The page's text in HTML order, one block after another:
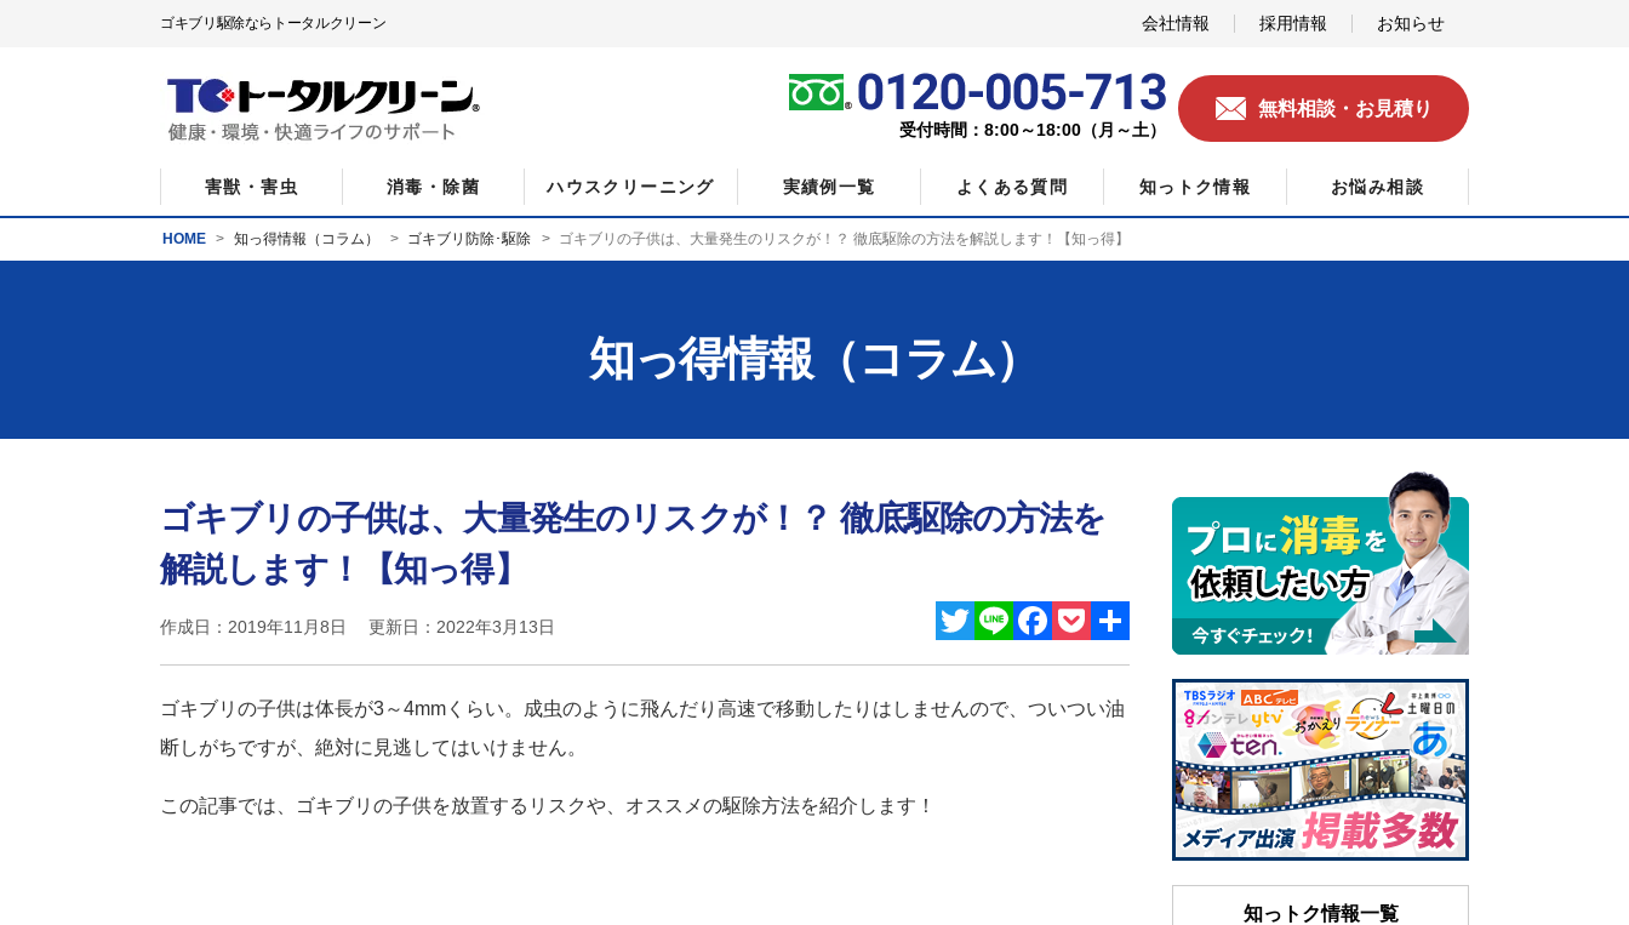
ゴキブリ駆除ならトータルクリーン 会社情報 採用情報 お知らせ
受付時間：8:00～18:00（月～土）
無料相談・お見積り
害獣・害虫 消毒・除菌 ハウスクリーニング 実績例一覧 よくある質問 知っトク情報 お悩み相談
知っ得情報（コラム）
ゴキブリの子供は、大量発生のリスクが！？ 徹底駆除の方法を
解説します！【知っ得】
作成日：2019年11月8日 更新日：2022年3月13日
有
ゴキブリの子供は体長が3～4mmくらい。成虫のように飛んだり高速で移動したりはしませんので、ついつい油
断しがちですが、絶対に見逃してはいけません。
この記事では、ゴキブリの子供を放置するリスクや、オススメの駆除方法を紹介します！
知っトク情報一覧
HOME 知っ得情報（コラム） ゴキブリ防除･駆除 ゴキブリの子供は、大量発生のリスクが！？ 徹底駆除の方法を解説します！【知っ得】